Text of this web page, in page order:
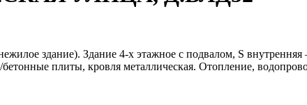
здание). Здание 4-х этажное с подвалом, S
плиты, кровля металлическая. Отопление,